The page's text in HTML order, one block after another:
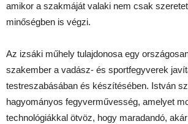
amikor a szakmáját valaki nem csak
minőségben is végzi.
Az izsáki műhely tulajdonosa egy
szakember a vadász- és sportfegyverek
testreszabásában és készítésében. István
hagyományos fegyverművesség, amelyet
technológiákkal ötvöz, hogy maradandó,